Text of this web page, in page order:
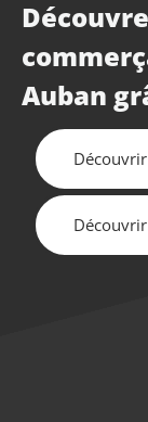
Auban